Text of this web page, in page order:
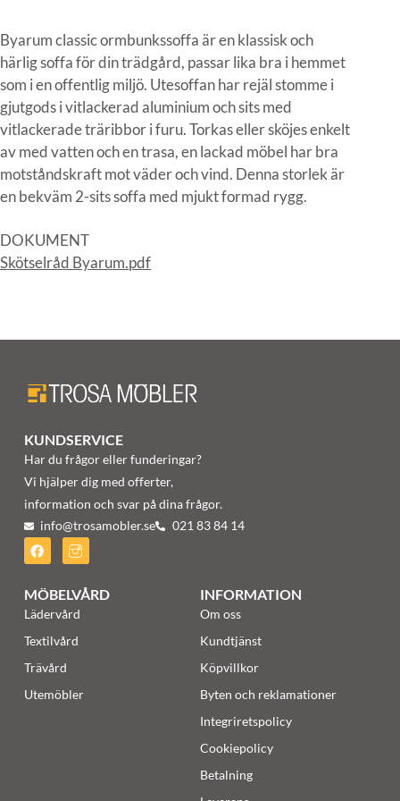
Byarum classic ormbunkssoffa är en klassisk och
härlig soffa för din trädgård, passar lika bra i hemmet
som i en offentlig miljö. Utesoffan har rejäl stomme i
gjutgods i vitlackerad aluminium och sits med
vitlackerade träribbor i furu. Torkas eller sköjes enkelt
av med vatten och en trasa, en lackad möbel har bra
motståndskraft mot väder och vind. Denna storlek är
en bekväm 2-sits soffa med mjukt formad rygg.
DOKUMENT
Skötselråd Byarum.pdf
KUNDSERVICE
Har du frågor eller funderingar?
Vi hjälper dig med offerter,
information och svar på dina frågor.
info@trosamobler.se 021 83 84 14
MÖBELVÅRD
Lädervård
Textilvård
Trävård
Utemöbler
INFORMATION
Om oss
Kundtjänst
Köpvillkor
Byten och reklamationer
Integriretspolicy
Cookiepolicy
Betalning